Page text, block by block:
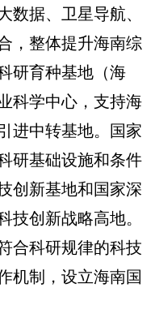
据、卫星导航、
，整体提升海南综
研育种基地（海
科学中心，支持海
进中转基地。国家
研基础设施和条件
创新基地和国家深
创新战略高地。
合科研规律的科技
机制，设立海南国